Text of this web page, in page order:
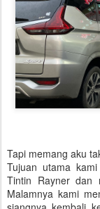
Tapi memang aku
Tujuan utama
Tintin Rayner dan
Malamnya kami